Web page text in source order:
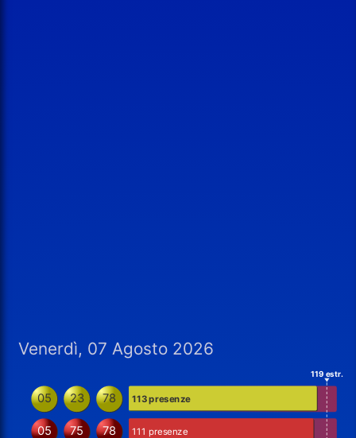
Venerdì, 07 Agosto 2026
05 23 78 113 presenze
05 75 78 111 presenze
119 estr.